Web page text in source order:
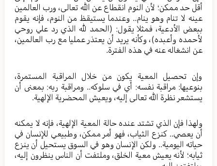
أقل حد ممكن؛ لأن النوم انقطاع عن الله تعالى، ورب العالمين
عينه لا تنام وهو ينام.. وعندما يستيقظ من النوم، فإنه يقوم
ببعض الأدعية، فمثلا يقول: (الحمد لله الذي رد علي روحي
لأحمده وأعبده)، وكأنه يريد أن يعتذر عمليا مع رب العالمين،
عن انشغاله عنه في هذه الفترة.
وإن تحصيل المعية يكون من خلال المراقبة المستمرة،
بنوعيها: مراقبة نفسه: أي في سلوكه.. ومراقبة ربه: بمعنى أن
يستشعر نظرة الله تعالى إليه، ويعيش المحضرية الإلهية.
ولهذا فإن الذي تشتد عنده حالة المعية الإلهية، فإنه لا يمكنه
أن يعصي.. كنزع الثياب، فهو أمر ممكن، وطبيعي للإنسان في
حياته اليومية.. ولكن الإنسان وهو في السوق يستحيل أن ينزع
ثيابه؛ لأنه يعيش معية الخلق، وملتفت أن الناس ينظرون إليه،